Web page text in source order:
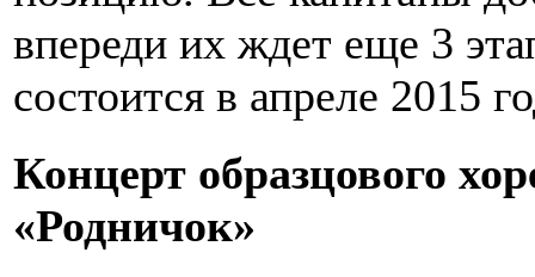
впереди их ждет еще 3
состоится в апреле 2015
Концерт образцового
«Родничок»